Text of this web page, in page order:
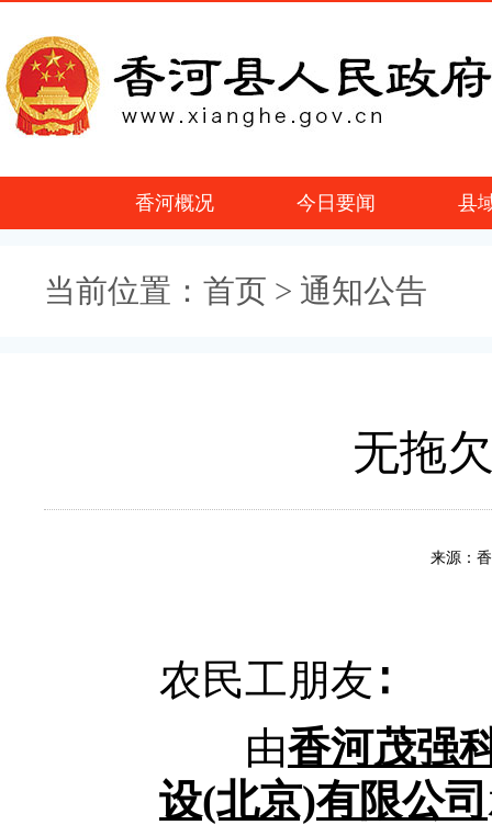
香河概况 今日要闻 县
当前位置： 首页 > 通知公告
无拖
来源：
农民工朋友∶
由香河茂强
设(北京)有限公司